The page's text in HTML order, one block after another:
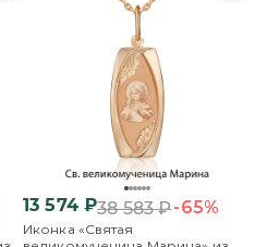
13 574₽38 583₽-65%
Иконка «Святая